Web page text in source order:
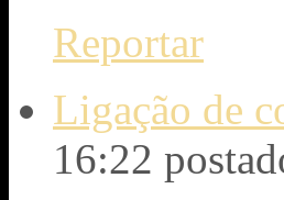
Reportar
Ligação de
16:22